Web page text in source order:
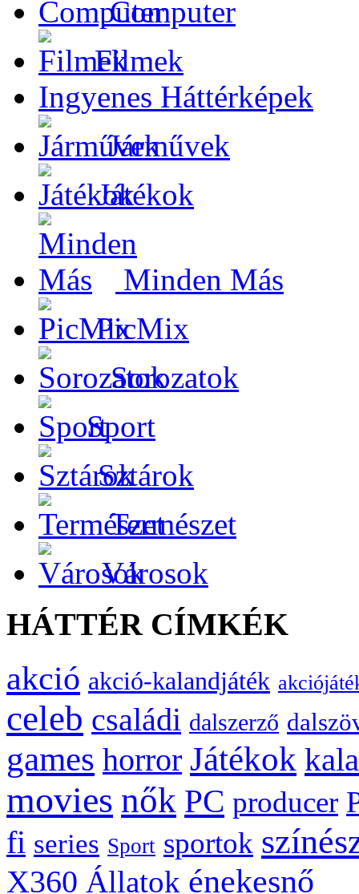
Computer
Filmek
Ingyenes Háttérképek
Járművek
Játékok
Minden Más
PicMix
Sorozatok
Sport
Sztárok
Természet
Városok
HÁTTÉR CÍMKÉK
akció akció-kalandjáték
celeb családi dalszerző
games horror Játékok
movies nők PC producer
fi series Sport sportok
X360 Állatok énekesnő